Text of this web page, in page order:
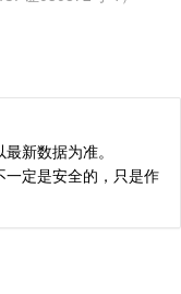
新数据为准。
定是安全的，只是作